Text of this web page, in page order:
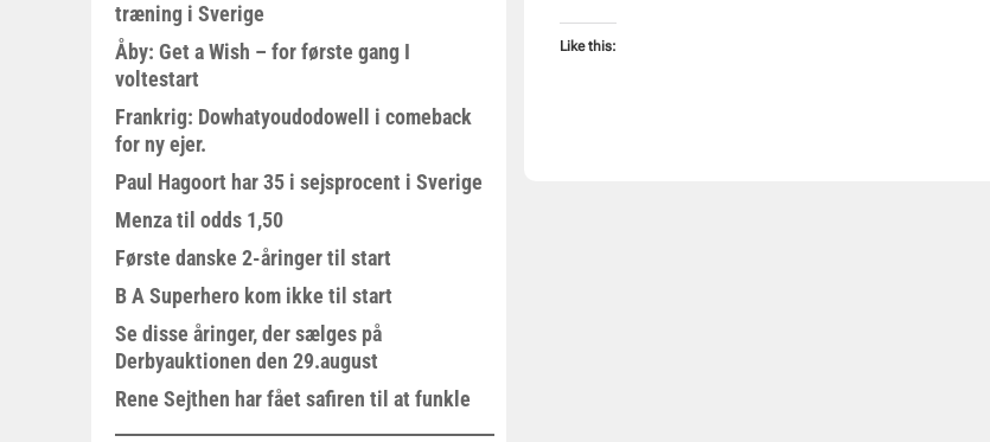
træning i Sverige
Åby: Get a Wish – for første gang I
voltestart
Frankrig: Dowhatyoudodowell i comeback
for ny ejer.
Paul Hagoort har 35 i sejsprocent i Sverige
Menza til odds 1,50
Første danske 2-åringer til start
B A Superhero kom ikke til start
Se disse åringer, der sælges på
Derbyauktionen den 29.august
Rene Sejthen har fået safiren til at funkle
Like this: